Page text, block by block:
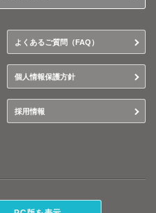
よくあるご質問（FAQ）
個人情報保護方針
採用情報